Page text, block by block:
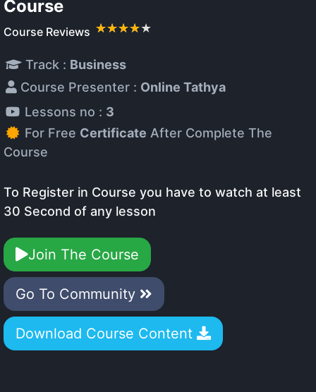
Course
Course Reviews
Track : Business
Course Presenter : Online Tathya
Lessons no : 3
For Free Certificate After Complete The
Course
To Register in Course you have to watch at least
30 Second of any lesson
Join The Course
Go To Community
Download Course Content